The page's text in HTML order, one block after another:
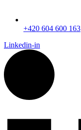
+420 604 600 163
Linkedin-in